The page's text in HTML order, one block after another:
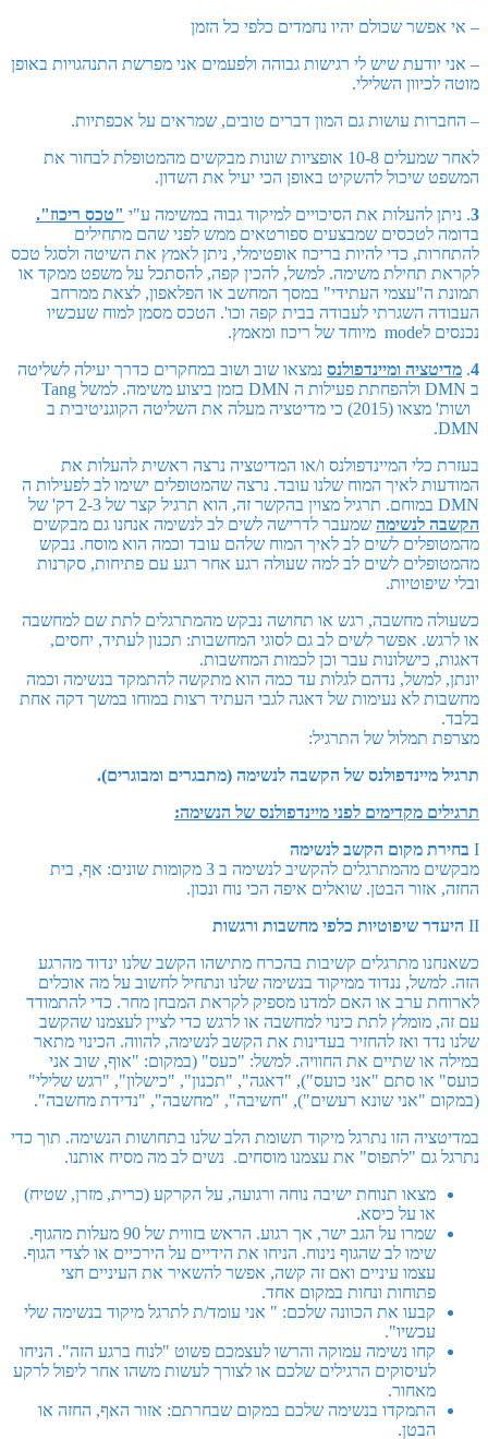
– אי אפשר שכולם יהיו נחמדים כלפי כל הזמן
– אני יודעת שיש לי רגישות גבוהה ולפעמים אני מפרשת התנהגויות באופן
מוטה לכיוון השלילי.
– החברות עושות גם המון דברים טובים, שמראים על אכפתיות.
לאחר שמעלים 10-8 אופציות שונות מבקשים מהמטופלת לבחור את
המשפט שיכול להשקיט באופן הכי יעיל את השדון.
3. ניתן להעלות את הסיכויים למיקוד גבוה במשימה ע"י "טכס ריכוז".
בדומה לטכסים שמבצעים ספורטאים ממש לפני שהם מתחילים
להתחרות, כדי להיות בריכוז אופטימלי, ניתן לאמץ את השיטה ולסגל טכס
לקראת תחילת משימה. למשל, להכין קפה, להסתכל על משפט ממקד או
תמונת ה"עצמי העתידי" במסך המחשב או הפלאפון, לצאת ממרחב
העבודה השגרתי לעבודה בבית קפה וכו'. הטכס מסמן למוח שעכשיו
נכנסים לmode מיוחד של ריכוז ומאמץ.
4
. מדיטציה ומיינדפולנס נמצאו שוב ושוב במחקרים כדרך יעילה לשליטה
ב DMN ולהפחתת פעילות ה DMN בזמן ביצוע משימה. למשל Tang
ושות' מצאו (2015) כי מדיטציה מעלה את השליטה הקוגניטיבית ב
DMN.
בעזרת כלי המיינדפולנס ו/או המדיטציה נרצה ראשית להעלות את
המודעות לאיך המוח שלנו עובד. נרצה שהמטופלים ישימו לב לפעילות ה
DMN במוחם. תרגיל מצוין בהקשר זה, הוא תרגיל קצר של 2-3 דק' של
הקשבה לנשימה שמעבר לדרישה לשים לב לנשימה אנחנו גם מבקשים
מהמטופלים לשים לב לאיך המוח שלהם עובד וכמה הוא מוסח. נבקש
מהמטופלים לשים לב למה שעולה רגע אחר רגע עם פתיחות, סקרנות
ובלי שיפוטיות.
כשעולה מחשבה, רגש או תחושה נבקש מהמתרגלים לתת שם למחשבה
או לרגש. אפשר לשים לב גם לסוגי המחשבות: תכנון לעתיד, יחסים,
דאגות, כישלונות עבר וכן לכמות המחשבות.
יונתן, למשל, נדהם לגלות עד כמה הוא מתקשה להתמקד בנשימה וכמה
מחשבות לא נעימות של דאגה לגבי העתיד רצות במוחו במשך דקה אחת
בלבד.
מצרפת תמלול של התרגיל:
תרגיל מיינדפולנס של הקשבה לנשימה (מתבגרים ומבוגרים).
תרגילים מקדימים לפני מיינדפולנס של הנשימה:
I בחירת מקום הקשב לנשימה
מבקשים מהמתרגלים להקשיב לנשימה ב 3 מקומות שונים: אף, בית
החזה, אזור הבטן. שואלים איפה הכי נוח ונכון.
II היעדר שיפוטיות כלפי מחשבות ורגשות
כשאנחנו מתרגלים קשיבות בהכרח מתישהו הקשב שלנו ינדוד מהרגע
הזה. למשל, ננדוד ממיקוד בנשימה שלנו ונתחיל לחשוב על מה אוכלים
לארוחת ערב או האם למדנו מספיק לקראת המבחן מחר. כדי להתמודד
עם זה, מומלץ לתת כינוי למחשבה או לרגש כדי לציין לעצמנו שהקשב
שלנו נדד ואז להחזיר בעדינות את הקשב לנשימה, להווה. הכינוי מתאר
במילה או שתיים את החוויה. למשל: "כעס" (במקום: "אוף, שוב אני
כועס" או סתם "אני כועס"), "דאגה", "תכנון", "כישלון", "רגש שלילי"
(במקום "אני שונא רעשים"), "חשיבה", "מחשבה", "נדידת מחשבה".
במדיטציה הזו נתרגל מיקוד תשומת הלב שלנו בתחושות הנשימה. תוך כדי
נתרגל גם "לתפוס" את עצמנו מוסחים. נשים לב מה מסיח אותנו.
מצאו תנוחת ישיבה נוחה ורגועה, על הקרקע (כרית, מזרן, שטיח)
או על כיסא.
שמרו על הגב ישר, אך רגוע. הראש בזווית של 90 מעלות מהגוף.
שימו לב שהגוף נינוח. הניחו את הידיים על הירכיים או לצדי הגוף.
עצמו עיניים ואם זה קשה, אפשר להשאיר את העיניים חצי
פתוחות ונחות במקום אחד.
קבעו את הכוונה שלכם: " אני עומד/ת לתרגל מיקוד בנשימה שלי
עכשיו".
קחו נשימה עמוקה והרשו לעצמכם פשוט "לנוח ברגע הזה". הניחו
לעיסוקים הרגילים שלכם או לצורך לעשות משהו אחר ליפול לרקע
מאחור.
התמקדו בנשימה שלכם במקום שבחרתם: אזור האף, החזה או
הבטן.